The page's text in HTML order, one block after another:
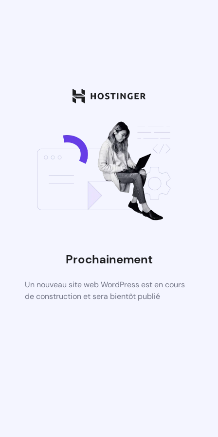
Prochainement
Un nouveau site web WordPress est en cours
de construction et sera bientôt publié